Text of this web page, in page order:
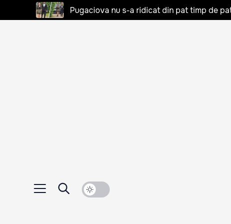
Pugaciova nu s-a ridicat din pat timp de